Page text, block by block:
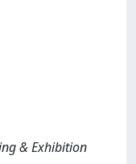
& Exhibition